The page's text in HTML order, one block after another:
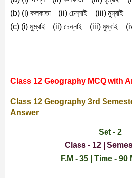
(b) (i) কলকাতা (ii) চেন্নাই (iii) মুম্বাই
(c) (i) মুম্বাই (ii) চেন্নাই (iii) মুম্বাই (
Class 12 Geography MCQ with
Class 12 Geography 3rd
Answer
Set - 2
Class - 12 |
F.M - 35 | Time - 90